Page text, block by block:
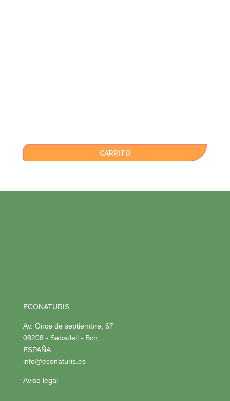
CARRITO
ECONATURIS
Av. Once de septiembre, 67
08208 - Sabadell - Bcn
ESPAÑA
info@econaturis.es
Aviso legal